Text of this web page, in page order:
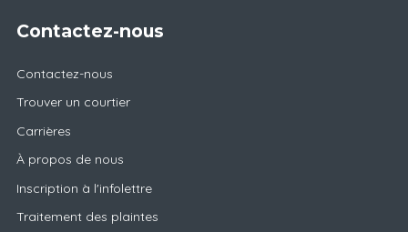
Contactez-nous
Contactez-nous
Trouver un courtier
Carrières
À propos de nous
Inscription à l'infolettre
Traitement des plaintes